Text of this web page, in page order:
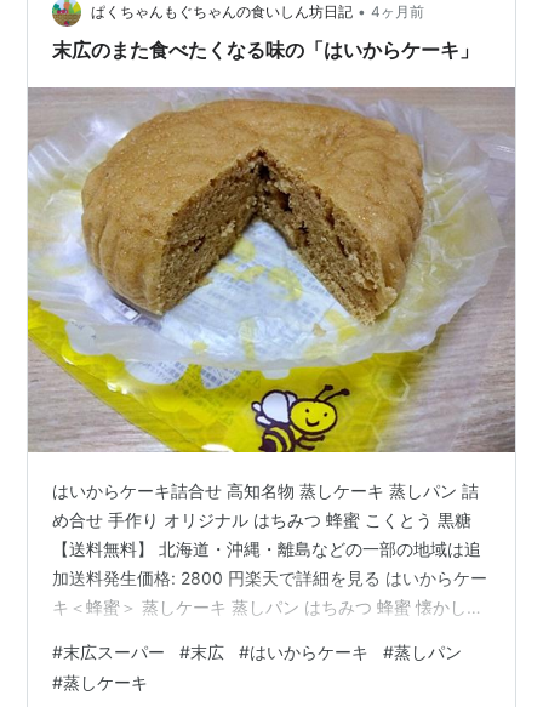
ぱくちゃんもぐちゃんの食いしん坊日記 • 4ヶ月前
末広のまた食べたくなる味の「はいからケーキ」
はいからケーキ詰合せ 高知名物 蒸しケーキ 蒸しパン 詰
め合せ 手作り オリジナル はちみつ 蜂蜜 こくとう 黒糖
【送料無料】 北海道・沖縄・離島などの一部の地域は追
加送料発生価格: 2800 円楽天で詳細を見る はいからケー
キ＜蜂蜜＞ 蒸しケーキ 蒸しパン はちみつ 蜂蜜 懐かしい
楽天で詳細を見る 末広は高知県土佐町で、「末広スーパ
ー」などを運営している会社です。自社商品の販売も行
#末広スーパー #末広 #はいからケーキ #蒸しパン
#蒸しケーキ